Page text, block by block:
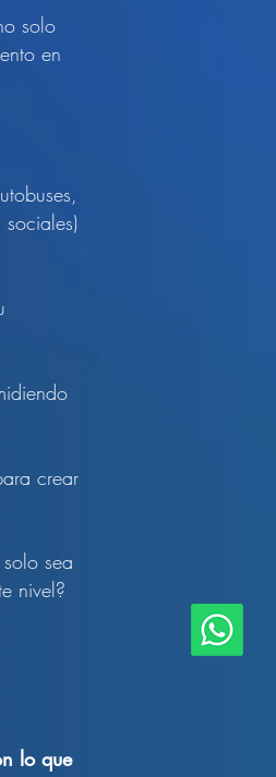
solo
en
crear
sea
nivel?
lo que